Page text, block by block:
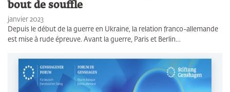
bout de souffle
janvier 2023
Depuis le début de la guerre en Ukraine, la relation franco-allemande
est mise à rude épreuve. Avant la guerre, Paris et Berlin…